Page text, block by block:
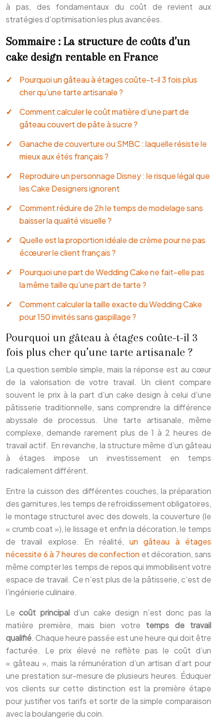
à pas, des fondamentaux du coût de revient aux
stratégies d’optimisation les plus avancées.
Sommaire : La structure de coûts d’un
cake design rentable en France
Pourquoi un gâteau à étages coûte-t-il 3 fois plus
cher qu’une tarte artisanale ?
Comment calculer le coût matière d’une part de
gâteau couvert de pâte à sucre ?
Ganache de couverture ou SMBC : laquelle résiste le
mieux aux étés français ?
Reproduire un personnage Disney : le risque légal que
les Cake Designers ignorent
Comment réduire de 2h le temps de modelage sans
baisser la qualité visuelle ?
Quelle est la proportion idéale de crème pour ne pas
écœurer le client français ?
Pourquoi une part de Wedding Cake ne fait-elle pas
la même taille qu’une part de tarte ?
Comment calculer la taille exacte du Wedding Cake
pour 150 invités sans gaspillage ?
Pourquoi un gâteau à étages coûte-t-il 3
fois plus cher qu’une tarte artisanale ?
La question semble simple, mais la réponse est au cœur
de la valorisation de votre travail. Un client compare
souvent le prix à la part d’un cake design à celui d’une
pâtisserie traditionnelle, sans comprendre la différence
abyssale de processus. Une tarte artisanale, même
complexe, demande rarement plus de 1 à 2 heures de
travail actif. En revanche, la structure même d’un gâteau
à étages impose un investissement en temps
radicalement différent.
Entre la cuisson des différentes couches, la préparation
des garnitures, les temps de refroidissement obligatoires,
le montage structurel avec des dowels, la couverture (le
« crumb coat »), le lissage et enfin la décoration, le temps
de travail explose. En réalité, un gâteau à étages
nécessite 6 à 7 heures de confection et décoration, sans
même compter les temps de repos qui immobilisent votre
espace de travail. Ce n’est plus de la pâtisserie, c’est de
l’ingénierie culinaire.
Lecoût principald’un cake design n’est donc pas la
matière première, mais bien votre temps de travail
qualifié. Chaque heure passée est une heure qui doit être
facturée. Le prix élevé ne reflète pas le coût d’un
« gâteau », mais la rémunération d’un artisan d’art pour
une prestation sur-mesure de plusieurs heures. Éduquer
vos clients sur cette distinction est la première étape
pour justifier vos tarifs et sortir de la simple comparaison
avec la boulangerie du coin.